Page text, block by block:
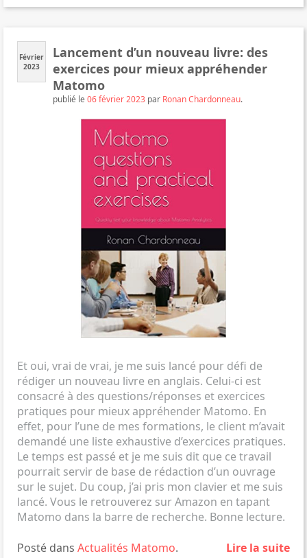
Février
2023
Lancement d’un nouveau livre: des
exercices pour mieux appréhender
Matomo
publié le06 février 2023 par Ronan Chardonneau.
Posté dans Actualités Matomo.
Et oui, vrai de vrai, je me suis lancé pour défi de
rédiger un nouveau livre en anglais. Celui-ci est
consacré à des questions/réponses et exercices
pratiques pour mieux appréhender Matomo. En
effet, pour l’une de mes formations, le client m’avait
demandé une liste exhaustive d’exercices pratiques.
Le temps est passé et je me suis dit que ce travail
pourrait servir de base de rédaction d’un ouvrage
sur le sujet. Du coup, j’ai pris mon clavier et me suis
lancé. Vous le retrouverez sur Amazon en tapant
Matomo dans la barre de recherche. Bonne lecture.
Lire la suite